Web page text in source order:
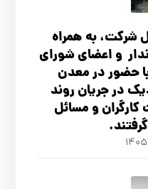
شرکت، به همراه
و اعضای شورای
حضور در معدن
در جریان روند
و مسائل